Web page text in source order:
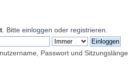
. Bitte einloggen oder registrieren
Passwort und Sitzungslänge